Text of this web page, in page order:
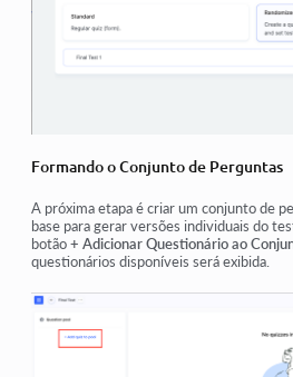
Formando o Conjunto de Perguntas
A próxima etapa é criar um conjunto de
base para gerar versões individuais do
botão+ Adicionar Questionário ao
questionários disponíveis será exibida.